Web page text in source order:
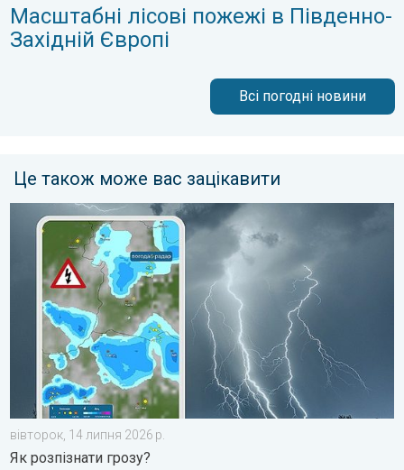
Масштабні лісові пожежі в Південно-
Західній Європі
Всі погодні новини
Це також може вас зацікавити
Поведінка під час грози. Як розпізнати грозу?. . .
вівторок, 14 липня 2026 р.
Як розпізнати грозу?